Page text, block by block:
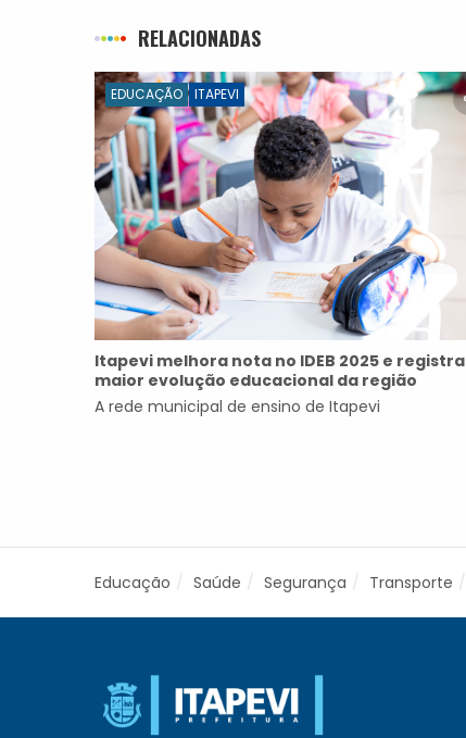
RELACIONADAS
EDUCAÇÃO ITAPEVI
Itapevi melhora nota no IDEB 2025 e registra
maior evolução educacional da região
A rede municipal de ensino de Itapevi
Educação Saúde Segurança Transporte